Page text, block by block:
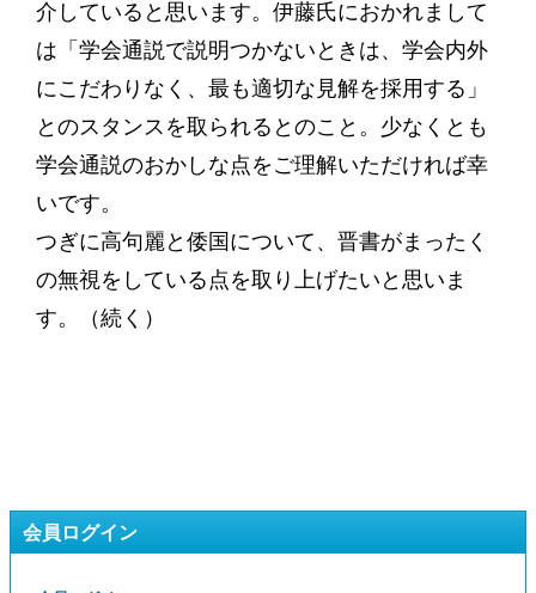
介していると思います。伊藤氏におかれまして
は「学会通説で説明つかないときは、学会内外
にこだわりなく、最も適切な見解を採用する」
とのスタンスを取られるとのこと。少なくとも
学会通説のおかしな点をご理解いただければ幸
いです。
つぎに高句麗と倭国について、晋書がまったく
の無視をしている点を取り上げたいと思いま
す。（続く）
会員ログイン